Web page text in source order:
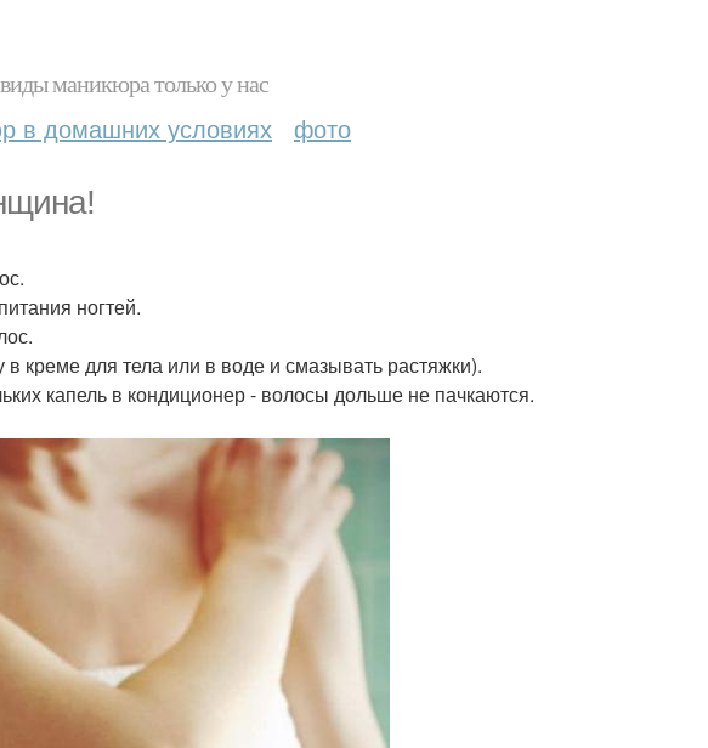
маникюра только у нас
в домашних условиях фото
ногтей.
креме для тела или в воде и смазывать растяжки).
капель в кондиционер - волосы дольше не пачкаются.